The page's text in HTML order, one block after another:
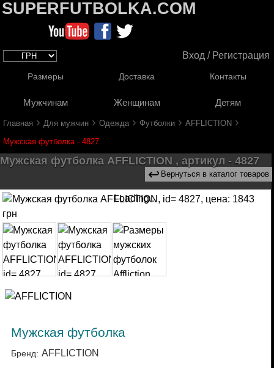
SUPERFUTBOLKA.COM
Вход / Регистрация
Размеры Доставка Контакты
Мужчинам Женщинам Детям
Главная › Для мужчин › Одежда › Футболки › AFFLICTION ›
Мужская футболка - 4827
Мужская футболка AFFLICTION , артикул - 4827
↩ Вернуться в каталог товаров
Loading...
Мужская футболка
Бренд: AFFLICTION